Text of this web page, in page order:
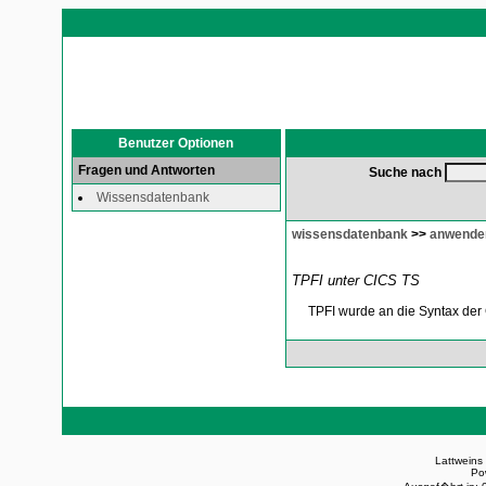
Benutzer Optionen
Fragen und Antworten
Wissensdatenbank
Suche nach
wissensdatenbank>>
TPFI unter CICS TS
TPFI wurde an die Syntax der
Lattweins